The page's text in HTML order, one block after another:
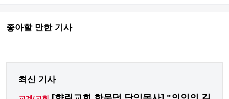
좋아할 만한 기사
최신 기사